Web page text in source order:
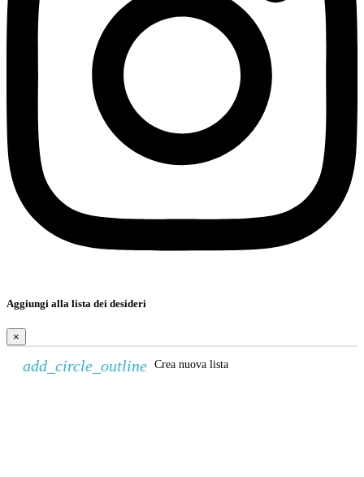
Aggiungi alla lista dei desideri
×
add_circle_outline Crea nuova lista